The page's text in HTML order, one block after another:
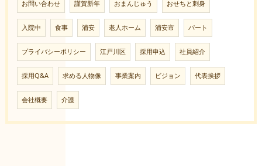
お問い合わせ 謹賀新年 おまんじゅう おせちと刺身
入院中 食事 浦安 老人ホーム 浦安市 パート
プライバシーポリシー 江戸川区 採用申込 社員紹介
採用Q&A 求める人物像 事業案内 ビジョン 代表挨拶
会社概要 介護